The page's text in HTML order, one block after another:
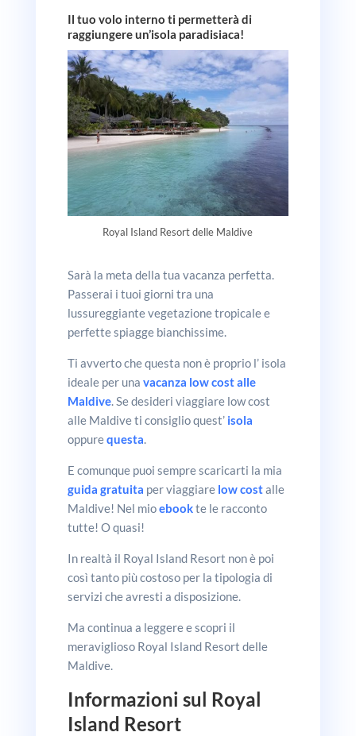
Il tuo volo interno ti permetterà di
raggiungere un’isola paradisiaca!
Royal Island Resort delle Maldive
Sarà la meta della tua vacanza perfetta.
Passerai i tuoi giorni tra una
lussureggiante vegetazione tropicale e
perfette spiagge bianchissime.
Ti avverto che questa non è proprio l’ isola
ideale per una vacanza low cost alle
Maldive. Se desideri viaggiare low cost
alle Maldive ti consiglio quest’ isola
oppurequesta
E comunque puoi sempre scaricarti la mia
guida gratuita per viaggiare low costalle
Maldive! Nel mioebookte le racconto
tutte! O quasi!
In realtà il Royal Island Resort non è poi
così tanto più costoso per la tipologia di
servizi che avresti a disposizione.
Ma continua a leggere e scopri il
meraviglioso Royal Island Resort delle
Maldive.
Informazioni sul Royal
Island Resort